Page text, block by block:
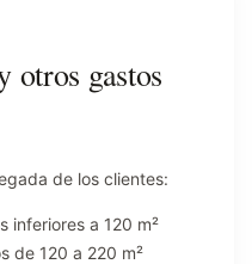
otros gastos
de los clientes:
inferiores a 120 m²
de 120 a 220 m²